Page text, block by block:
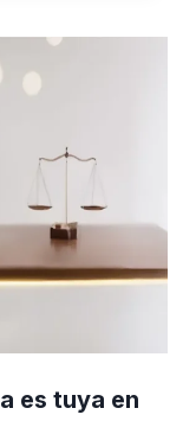
es tuya en